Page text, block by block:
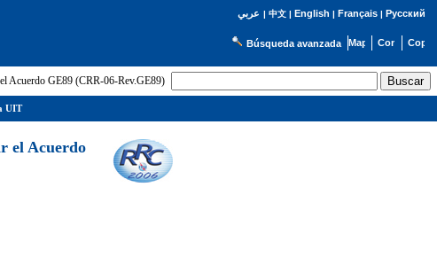
عربي | 中文| English | Français| Русский
Búsqueda avanzada
Acuerdo GE89 (CRR-06-Rev.GE89)
el Acuerdo
UIT